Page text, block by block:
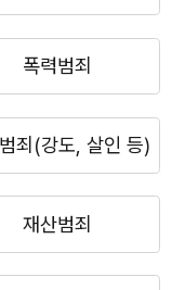
폭력범죄
죄(강도, 살인 등)
재산범죄